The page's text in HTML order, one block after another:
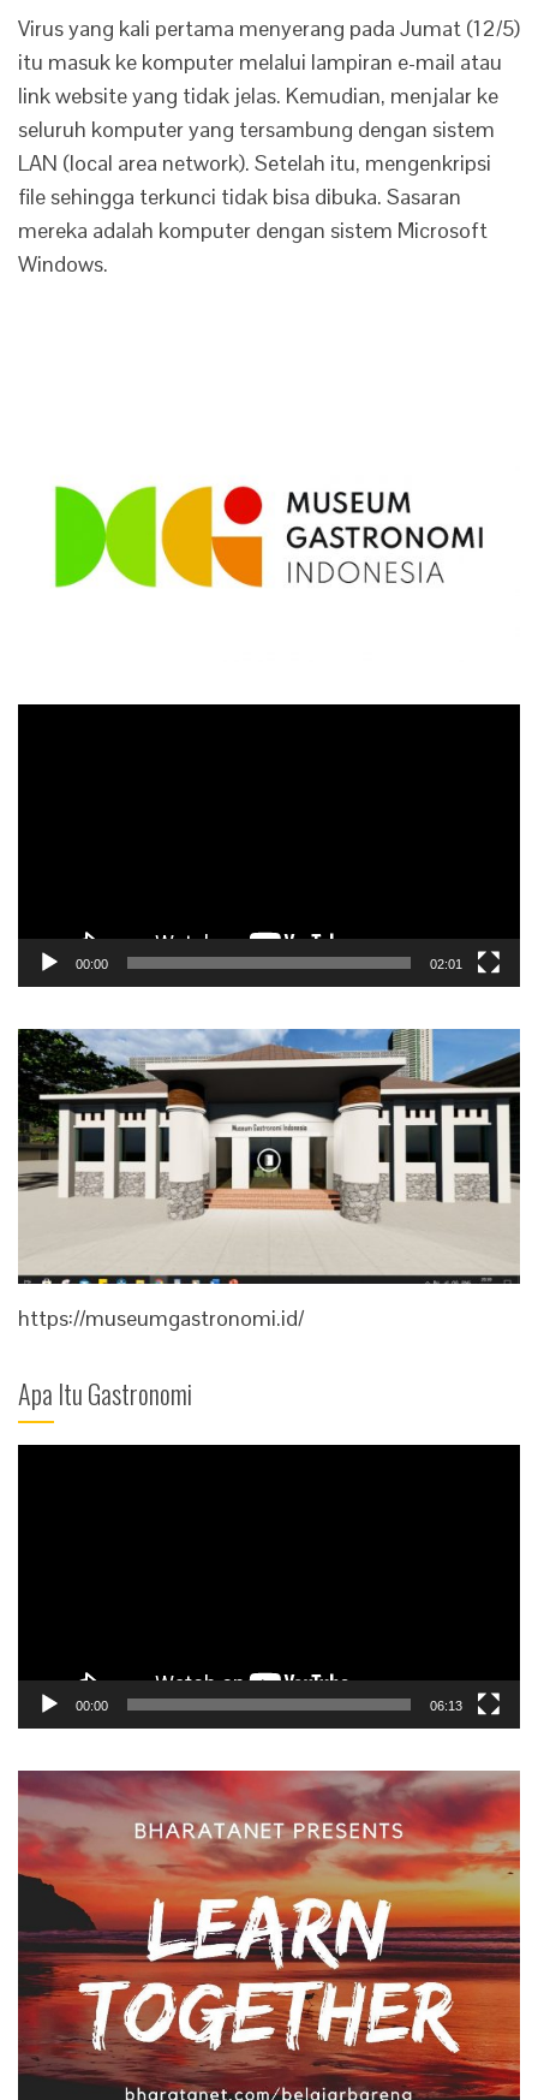
Virus yang kali pertama menyerang pada Jumat (12/5)
itu masuk ke komputer melalui lampiran e-mail atau
link website yang tidak jelas. Kemudian, menjalar ke
seluruh komputer yang tersambung dengan sistem
LAN (local area network). Setelah itu, mengenkripsi
file sehingga terkunci tidak bisa dibuka. Sasaran
mereka adalah komputer dengan sistem Microsoft
Windows.
00:00 02:01
https://museumgastronomi.id/
Apa Itu Gastronomi
00:00 06:13